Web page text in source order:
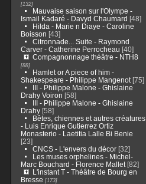
[132]
Mauvaise saison sur l'Olympe -
Ismail Kadaré - Davyd Chaumard [48]
Hilda - Marie n Diaye - Caroline
Boisson [43]
Citronnade... Suite - Raymond
Carver - Catherine Perrocheau [40]
Compagnonnage théâtre - NTH8
[88]
Hamlet or A piece of him -
Shakespeare - Philippe Mangenot[75]
III - Philippe Malone - Ghislaine
Drahy Voiron [58]
III - Philippe Malone - Ghislaine
Drahy[58]
Bêtes, chiennes et autres créatures
- Luis Enrique Gutierrez Ortiz
Monasterio - Laetitia Lalle Bi Benie
[23]
CNCS - L'envers du décor[32]
Les muses orphelines - Michel-
Marc Bouchard - Florence Mallet[82]
L'instant T - Théâtre de Bourg en
Bresse [173]